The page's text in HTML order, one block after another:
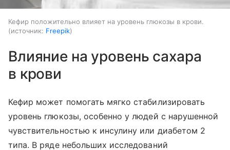
Кефир положительно влияет на уровень глюкозы в крови.
источник: Freepik
Влияние на уровень сахара
в крови
Кефир может помогать мягко стабилизировать
уровень глюкозы, особенно у людей с нарушенной
чувствительностью к инсулину или диабетом 2
типа. В ряде небольших исследований